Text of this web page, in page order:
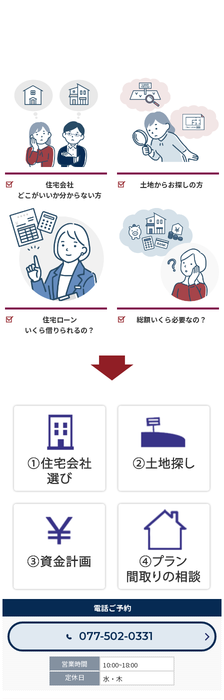
住宅会社
どこがいいか分からない方
土地からお探しの方
住宅ローン
いくら借りられるの？
総額いくら必要なの？
電話ご予約
077-502-0331
営業時間
10:00~18:00
定休日
水・木